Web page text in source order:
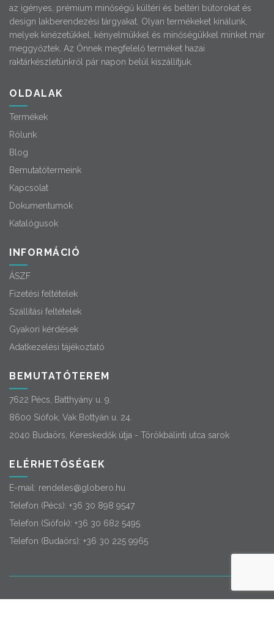
az igényes, prémium minőségű kültéri és beltéri bútorokat és
design lakberendezési tárgyakat. Olyan termékeket kínálunk,
melyek kinézetükkel, kényelmükkel és minőségükkel minket már
meggyőztek. Az Önnek megfelelő terméket hazai
raktárkészletünkről pár napon belül kiszállítjuk.
OLDALAK
Termékek
Rólunk
Blog
Bemutatótermeink
Kapcsolat
Dokumentumok
Katalógusok
INFORMÁCIÓ
ÁSZF
Fizetési feltételek
Szállítási feltételek
Gyakori kérdések
Adatkezelési tájékoztató
BEMUTATÓTEREM
7622 Pécs, Batthyány u. 9.
8600 Siófok, Vak Bottyán u. 24.
2040 Budaörs, Kereskedők útja - Törökbálinti utca sarok
ELÉRHETŐSÉGEK
E-mail: rendeles@globero.hu
Telefon (Pécs): +36 30 898 9547
Telefon (Siófok): +36 30 682 5495
Telefon (Budaörs): +36 30 225 9965